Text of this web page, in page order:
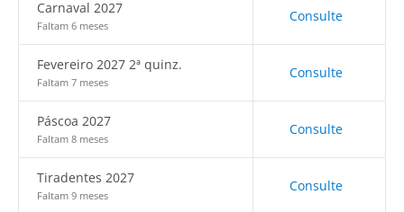
Carnaval 2027
Faltam 6 meses
Consulte
Fevereiro 2027 2ª quinz.
Faltam 7 meses
Consulte
Páscoa 2027
Faltam 8 meses
Consulte
Tiradentes 2027
Faltam 9 meses
Consulte